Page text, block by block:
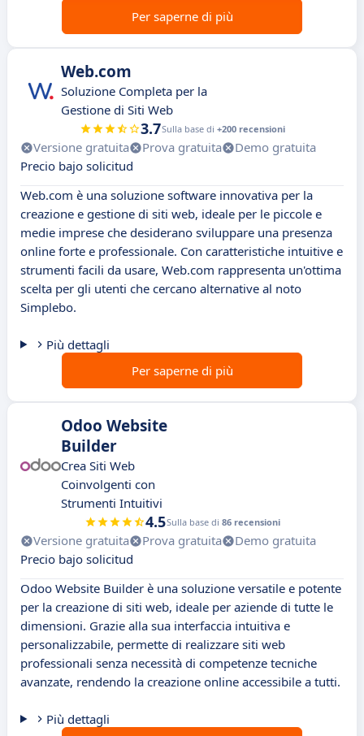
Per saperne di più
Web.com
Soluzione Completa per la
Gestione di Siti Web
3.7Sulla base di +200 recensioni
Versione gratuita Prova gratuita
Demo gratuita
Precio bajo solicitud
Web.com è una soluzione software innovativa per la
creazione e gestione di siti web, ideale per le piccole e
medie imprese che desiderano sviluppare una presenza
online forte e professionale. Con caratteristiche intuitive e
strumenti facili da usare, Web.com rappresenta un'ottima
scelta per gli utenti che cercano alternative al noto
Simplebo.
Più dettagli
Per saperne di più
Odoo Website
Builder
Crea Siti Web
Coinvolgenti con
Strumenti Intuitivi
4.5Sulla base di 86 recensioni
Versione gratuita Prova gratuita
Demo gratuita
Precio bajo solicitud
Odoo Website Builder è una soluzione versatile e potente
per la creazione di siti web, ideale per aziende di tutte le
dimensioni. Grazie alla sua interfaccia intuitiva e
personalizzabile, permette di realizzare siti web
professionali senza necessità di competenze tecniche
avanzate, rendendo la creazione online accessibile a tutti.
Più dettagli